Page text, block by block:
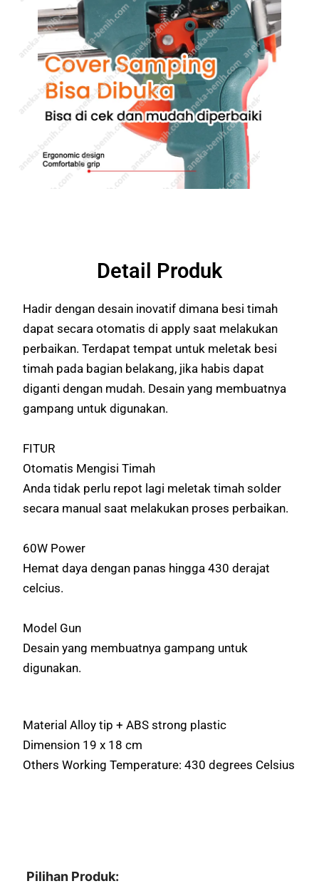
Detail Produk
Hadir dengan desain inovatif dimana besi timah
dapat secara otomatis di apply saat melakukan
perbaikan. Terdapat tempat untuk meletak besi
timah pada bagian belakang, jika habis dapat
diganti dengan mudah. Desain yang membuatnya
gampang untuk digunakan.
FITUR
Otomatis Mengisi Timah
Anda tidak perlu repot lagi meletak timah solder
secara manual saat melakukan proses perbaikan.
60W Power
Hemat daya dengan panas hingga 430 derajat
celcius.
Model Gun
Desain yang membuatnya gampang untuk
digunakan.
Material Alloy tip + ABS strong plastic
Dimension 19 x 18 cm
Others Working Temperature: 430 degrees Celsius
Pilihan Produk: